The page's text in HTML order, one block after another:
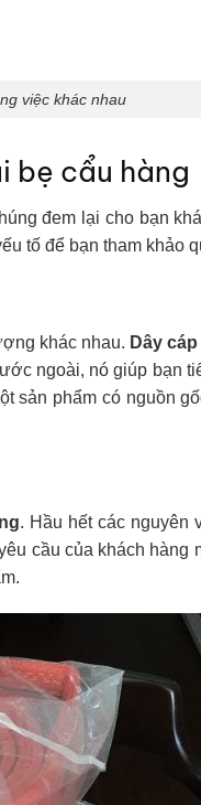
việc khác nhau
bẹ cẩu hàng
đem lại cho bạn
tố để bạn tham khảo
khác nhau. Dây
ngoài, nó giúp bạn
sản phẩm có nguồn
. Hầu hết các nguyên
cầu của khách hàng